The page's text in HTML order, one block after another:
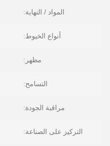
المواد / النهاية:
أنواع الخيوط:
مظهر:
التسامح:
مراقبة الجودة:
التركيز على الصناعة: